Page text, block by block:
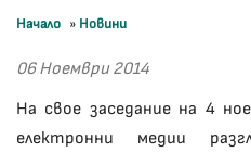
Начало » Новини
06 Ноември 2014
На свое заседание на 4
електронни медии